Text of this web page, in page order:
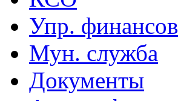
Упр. финансов
Мун. служба
Документы